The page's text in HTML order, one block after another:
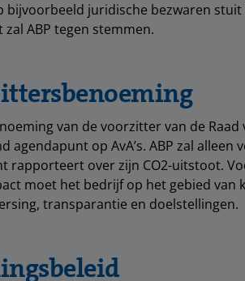
bijvoorbeeld juridische bezwaren
ABP tegen stemmen.
van de voorzitter van de Raad
agendapunt op AvA’s. ABP zal
rapporteert over zijn CO2-uitstoot.
moet het bedrijf op het gebied van
transparantie en doelstellingen.